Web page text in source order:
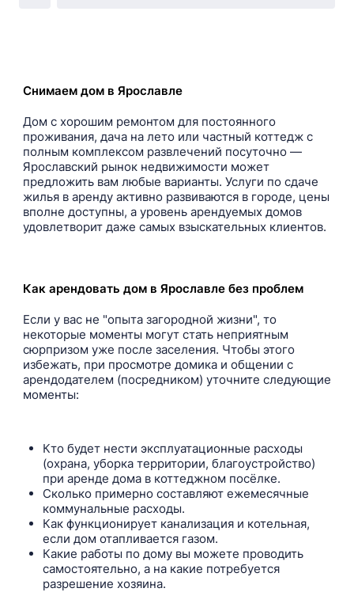
Снимаем дом в Ярославле
Дом с хорошим ремонтом для постоянного
проживания, дача на лето или частный коттедж с
полным комплексом развлечений посуточно —
Ярославский рынок недвижимости может
предложить вам любые варианты. Услуги по сдаче
жилья в аренду активно развиваются в городе, цены
вполне доступны, а уровень арендуемых домов
удовлетворит даже самых взыскательных клиентов.
Как арендовать дом в Ярославле без проблем
Если у вас не "опыта загородной жизни", то
некоторые моменты могут стать неприятным
сюрпризом уже после заселения. Чтобы этого
избежать, при просмотре домика и общении с
арендодателем (посредником) уточните следующие
моменты:
Кто будет нести эксплуатационные расходы
(охрана, уборка территории, благоустройство)
при аренде дома в коттеджном посёлке.
Сколько примерно составляют ежемесячные
коммунальные расходы.
Как функционирует канализация и котельная,
если дом отапливается газом.
Какие работы по дому вы можете проводить
самостоятельно, а на какие потребуется
разрешение хозяина.